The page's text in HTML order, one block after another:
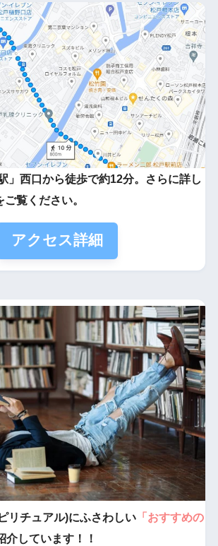
」西口から徒歩で約12分。さらに詳し
覧ください。
アクセス詳細
リチュアル)にふさわしい「おすすめの
介しています！！